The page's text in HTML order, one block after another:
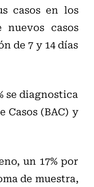
casos en los
casos
de 7 y 14 días
se diagnostica
Casos (BAC) y
un 17% por
de muestra,